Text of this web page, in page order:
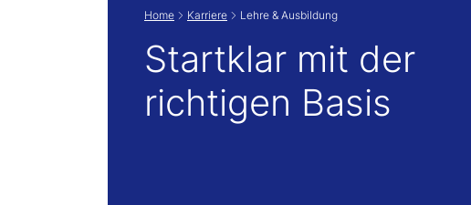
Home Karriere Lehre & Ausbildung
Startklar mit der
richtigen Basis